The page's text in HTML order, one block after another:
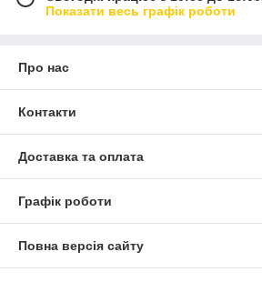
Показати весь графік роботи
Про нас
Контакти
Доставка та оплата
Графік роботи
Повна версія сайту